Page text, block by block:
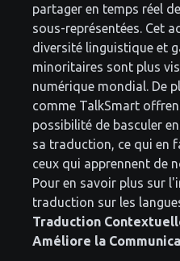
partager en temps réel
sous-représentées. Cet
diversité linguistique et
minoritaires sont plus
numérique mondial. De
comme TalkSmart
possibilité de basculer
sa traduction, ce qui en
ceux qui apprennent de
Pour en savoir plus sur
traduction sur les
Traduction
Améliore la